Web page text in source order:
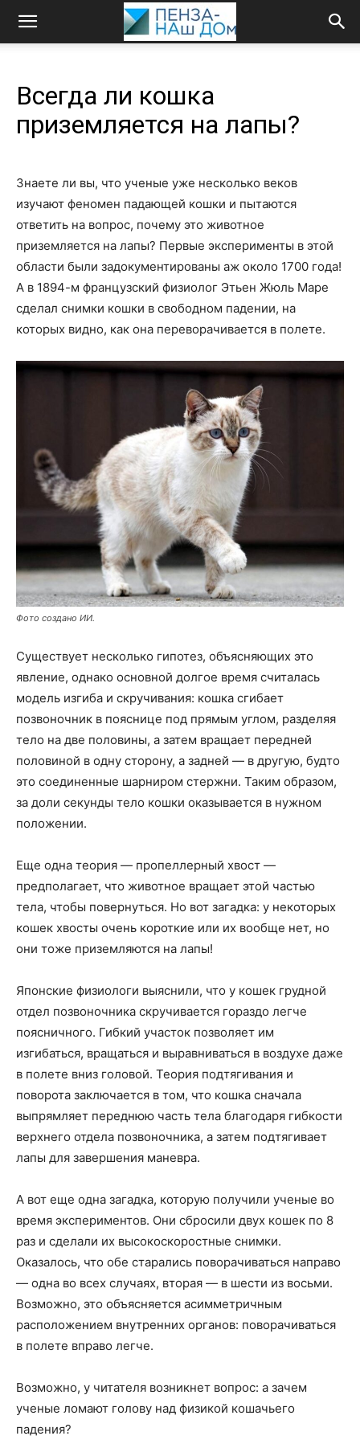
Всегда ли кошка
приземляется на лапы?
Знаете ли вы, что ученые уже несколько веков
изучают феномен падающей кошки и пытаются
ответить на вопрос, почему это животное
приземляется на лапы? Первые эксперименты в этой
области были задокументированы аж около 1700 года!
А в 1894-м французский физиолог Этьен Жюль Маре
сделал снимки кошки в свободном падении, на
которых видно, как она переворачивается в полете.
Фото создано ИИ.
Существует несколько гипотез, объясняющих это
явление, однако основной долгое время считалась
модель изгиба и скручивания: кошка сгибает
позвоночник в пояснице под прямым углом, разделяя
тело на две половины, а затем вращает передней
половиной в одну сторону, а задней — в другую, будто
это соединенные шарниром стержни. Таким образом,
за доли секунды тело кошки оказывается в нужном
положении.
Еще одна теория — пропеллерный хвост —
предполагает, что животное вращает этой частью
тела, чтобы повернуться. Но вот загадка: у некоторых
кошек хвосты очень короткие или их вообще нет, но
они тоже приземляются на лапы!
Японские физиологи выяснили, что у кошек грудной
отдел позвоночника скручивается гораздо легче
поясничного. Гибкий участок позволяет им
изгибаться, вращаться и выравниваться в воздухе даже
в полете вниз головой. Теория подтягивания и
поворота заключается в том, что кошка сначала
выпрямляет переднюю часть тела благодаря гибкости
верхнего отдела позвоночника, а затем подтягивает
лапы для завершения маневра.
А вот еще одна загадка, которую получили ученые во
время экспериментов. Они сбросили двух кошек по 8
раз и сделали их высокоскоростные снимки.
Оказалось, что обе старались поворачиваться направо
— одна во всех случаях, вторая — в шести из восьми.
Возможно, это объясняется асимметричным
расположением внутренних органов: поворачиваться
в полете вправо легче.
Возможно, у читателя возникнет вопрос: а зачем
ученые ломают голову над физикой кошачьего
падения?